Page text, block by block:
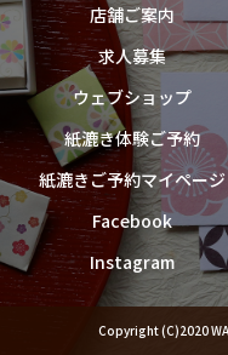
店舗ご案内
求人募集
ウェブショップ
紙漉き体験ご予約
紙漉きご予約マイページ
Facebook
Instagram
Copyright (C)2020